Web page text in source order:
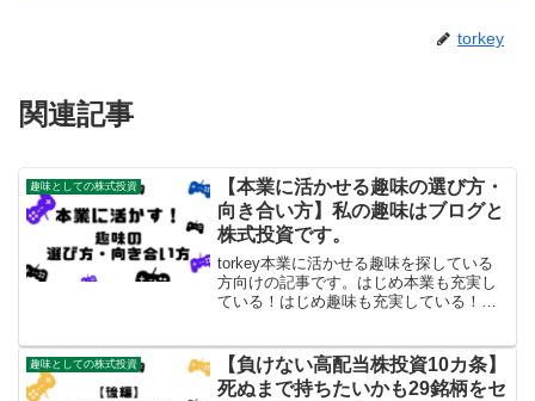
torkey
関連記事
趣味としての株式投資
【本業に活かせる趣味の選び方・
向き合い方】私の趣味はブログと
株式投資です。
torkey本業に活かせる趣味を探している
方向けの記事です。はじめ本業も充実し
ている！はじめ趣味も充実している！と
投資です。私は趣味を始めてから、本業
も趣味もどちらもと...
趣味としての株式投資
【負けない高配当株投資10カ条】
死ぬまで持ちたいかも29銘柄をセ